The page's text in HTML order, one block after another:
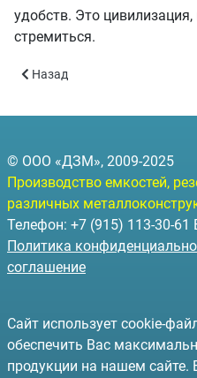
удобств. Это
стремиться.
Предыдущий: Представлен
Назад
© ООО «ДЗМ», 2009-2025
Производство емкостей,
различных
Телефон: +7 (915) 113-30-61
Политика
соглашение
Сайт использует cookie-
обеспечить Вас
продукции на нашем сайте.